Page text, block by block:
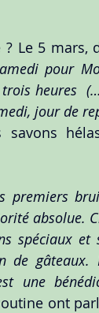
? Le 5 mars,
pour
heures
jour de
savons
premiers
absolue.
spéciaux
de
une
ont